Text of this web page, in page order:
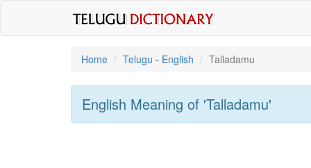
Home Telugu - English Talladamu
English Meaning of 'talladamu'